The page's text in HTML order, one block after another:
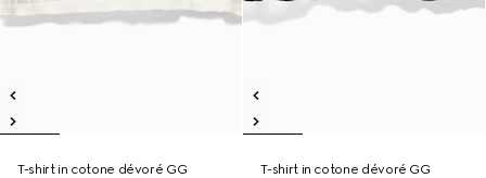
T-shirt in cotone dévoré GG
T-shirt in cotone dévoré GG